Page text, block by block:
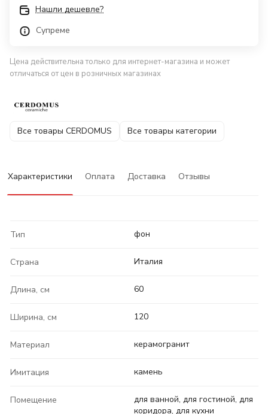
Нашли дешевле?
Супреме
Цена действительна только для интернет-магазина и может
отличаться от цен в розничных магазинах
Все товары CERDOMUS Все товары категории
Характеристики Оплата Доставка Отзывы
Тип фон
Страна Италия
Длина, см 60
Ширина, см 120
Материал керамогранит
Имитация камень
Помещение
для ванной, для гостиной, для
коридора, для кухни